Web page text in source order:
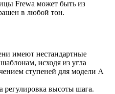
Frewa может быть из
в любой тон.
имеют нестандартные
исходя из угла
ступеней для модели А
регулировка высоты шага.